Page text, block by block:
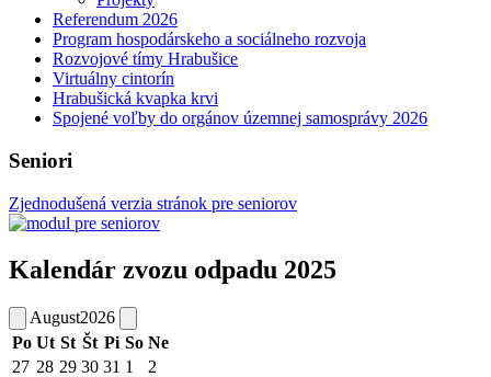
Referendum 2026
Program hospodárskeho a sociálneho rozvoja
Rozvojové tímy Hrabušice
Virtuálny cintorín
Hrabušická kvapka krvi
Spojené voľby do orgánov územnej samosprávy 2026
Seniori
Zjednodušená verzia stránok pre seniorov
Kalendár zvozu odpadu 2025
August2026
Po Ut St Št Pi So Ne
27 28 29 30 31 1
2